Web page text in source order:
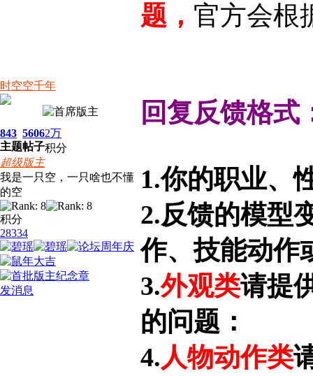
时空空千年
843
主题
5606
帖子
2万
积分
超级版主
我是一只空，一只啥也不懂
的空
积分
28334
发消息
题， 官方会根
回复反馈格式
1.你的职业、
2.反馈的模型
作、技能动作
3.外观类请提
的问题：
4.人物动作类